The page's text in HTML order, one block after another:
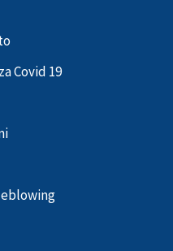
Covid 19